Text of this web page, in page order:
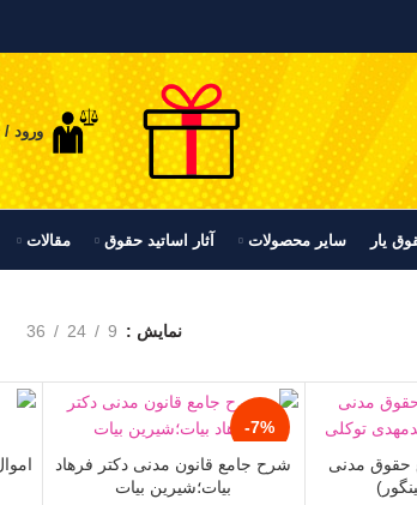
ورود /
یار سایر محصولات آثار اساتید حقوق مقالات
نمایش 9
24
36
حقوق مدنی
-7%
شرح جامع قانون مدنی دکتر فرهاد
بیات؛شیرین بیات